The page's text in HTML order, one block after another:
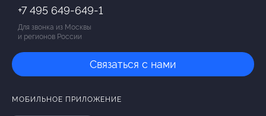
+7 495 649-649-1
Для звонка из Москвы
и регионов России
Связаться с нами
МОБИЛЬНОЕ ПРИЛОЖЕНИЕ